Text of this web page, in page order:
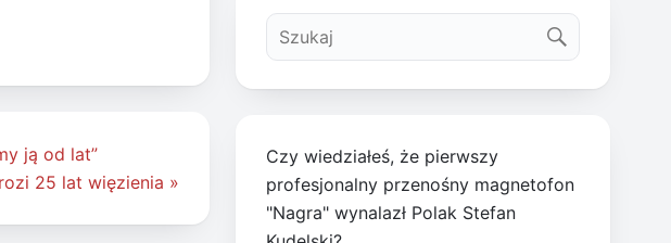
ją od lat”
25 lat więzienia »
Czy wiedziałeś, że pierwszy
profesjonalny przenośny magnetofon
"Nagra" wynalazł Polak Stefan